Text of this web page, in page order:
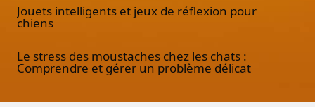
Jouets intelligents et jeux de réflexion pour
chiens
Le stress des moustaches chez les chats :
Comprendre et gérer un problème délicat